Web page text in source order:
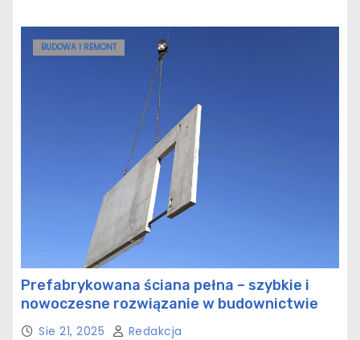
BUDOWA I REMONT
Prefabrykowana ściana pełna – szybkie i
nowoczesne rozwiązanie w budownictwie
Sie 21, 2025 Redakcja